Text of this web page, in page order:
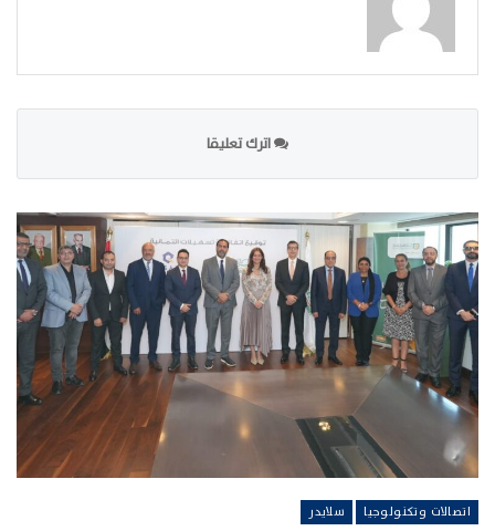
اترك تعليقا
اتصالات وتكنولوجيا سلايدر